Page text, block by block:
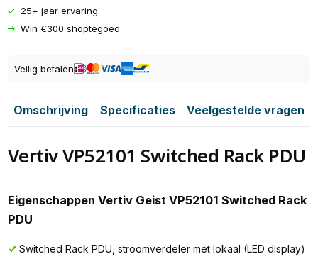
25+ jaar ervaring
Win €300 shoptegoed
Veilig betalen
Omschrijving Specificaties Veelgestelde vragen
Vertiv VP52101 Switched Rack PDU
Eigenschappen Vertiv Geist VP52101 Switched Rack
PDU
Switched Rack PDU, stroomverdeler met lokaal (LED display)